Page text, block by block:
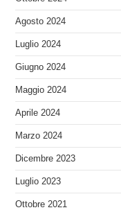
Agosto 2024
Luglio 2024
Giugno 2024
Maggio 2024
Aprile 2024
Marzo 2024
Dicembre 2023
Luglio 2023
Ottobre 2021